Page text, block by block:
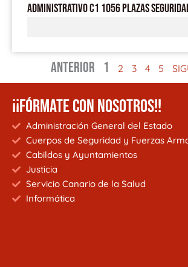
ADMINISTRATIVO C1 1056 PLAZAS
ANTERIOR 1 2 3 4 5
¡¡FÓRMATE CON NOSOTROS!!
Administración General del Estado
Cuerpos de Seguridad y Fuerzas
Cabildos y Ayuntamientos
Justicia
Servicio Canario de la Salud
Informática